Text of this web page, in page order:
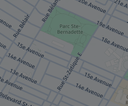
nouvelle fenêtre.